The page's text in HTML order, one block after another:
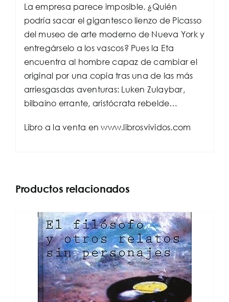
La empresa parece imposible. ¿Quién
podría sacar el gigantesco lienzo de Picasso
del museo de arte moderno de Nueva York y
entregárselo a los vascos? Pues la Eta
encuentra al hombre capaz de cambiar el
original por una copia tras una de las más
arriesgasdas aventuras: Luken Zulaybar,
bilbaíno errante, aristócrata rebelde…
Libro a la venta en www.librosvividos.com
Productos relacionados